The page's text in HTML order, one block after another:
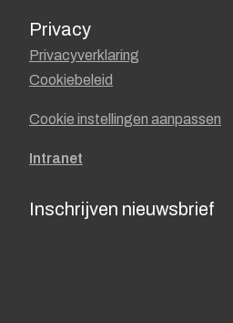
Privacy
Privacyverklaring
Cookiebeleid
Cookie instellingen aanpassen
Intranet
Inschrijven nieuwsbrief